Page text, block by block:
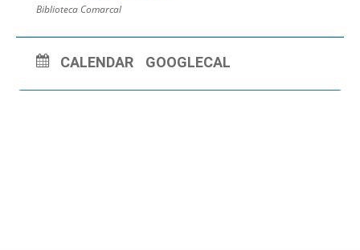
Biblioteca Comarcal
CALENDAR GOOGLECAL